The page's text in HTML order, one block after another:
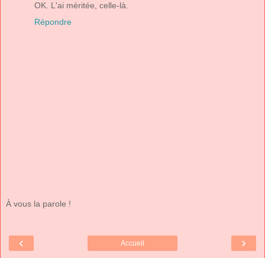
OK. L'ai méritée, celle-là.
Répondre
À vous la parole !
‹ ›
Accueil